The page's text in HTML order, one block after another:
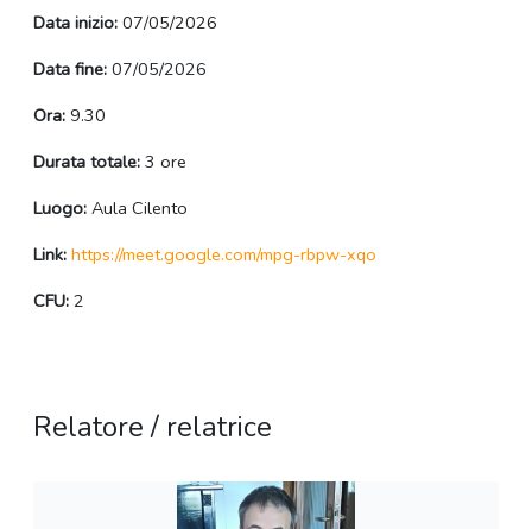
Data inizio: 07/05/2026
Data fine: 07/05/2026
Ora: 9.30
Durata totale: 3 ore
Luogo: Aula Cilento
Link: https://meet.google.com/mpg-rbpw-xqo
CFU: 2
Relatore / relatrice